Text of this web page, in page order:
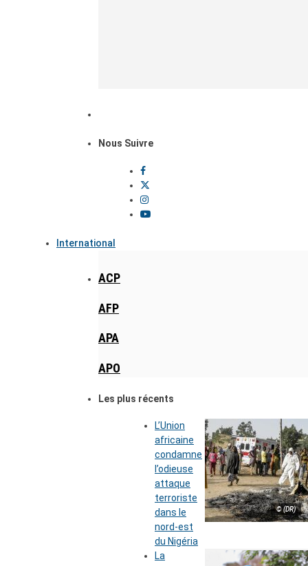
Nous Suivre
International
ACP
AFP
APA
APO
Les plus récents
© (DR)
L’Union
africaine
condamne
l’odieuse
attaque
terroriste
dans le
nord-est
du Nigéria
La